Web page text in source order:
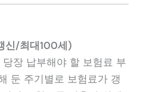
신/최대100세)
장 납부해야 할 보험료 부
둔 주기별로 보험료가 갱